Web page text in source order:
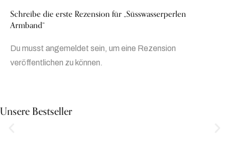
Schreibe die erste Rezension für „Süsswasserperlen
Armband“
Du musst angemeldet sein, um eine Rezension
veröffentlichen zu können.
Unsere Bestseller